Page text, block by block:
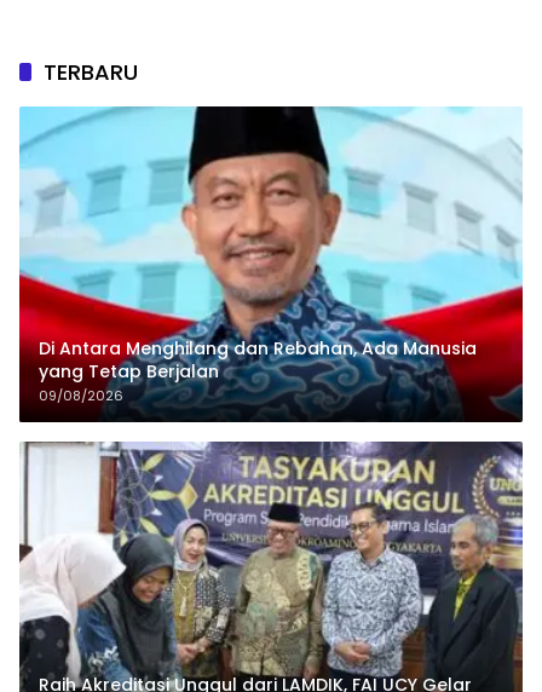
TERBARU
Di Antara Menghilang dan Rebahan, Ada Manusia
yang Tetap Berjalan
09/08/2026
Raih Akreditasi Unggul dari LAMDIK, FAI UCY Gelar